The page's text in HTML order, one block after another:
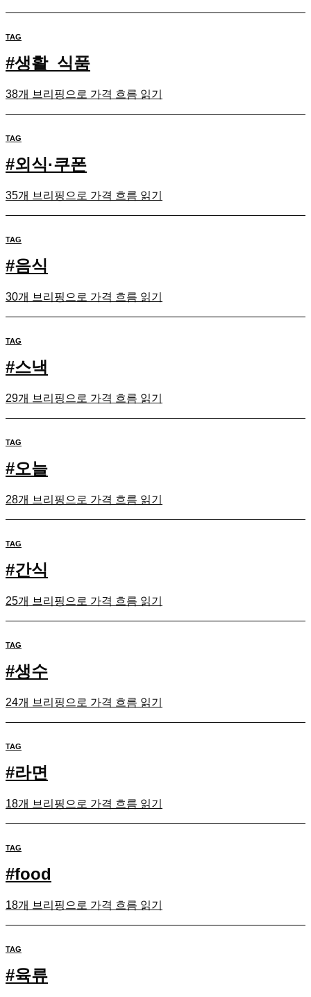
TAG
#생활_식품
38개 브리핑으로 가격 흐름 읽기
TAG
#외식·쿠폰
35개 브리핑으로 가격 흐름 읽기
TAG
#음식
30개 브리핑으로 가격 흐름 읽기
TAG
#스낵
29개 브리핑으로 가격 흐름 읽기
TAG
#오늘
28개 브리핑으로 가격 흐름 읽기
TAG
#간식
25개 브리핑으로 가격 흐름 읽기
TAG
#생수
24개 브리핑으로 가격 흐름 읽기
TAG
#라면
18개 브리핑으로 가격 흐름 읽기
TAG
#food
18개 브리핑으로 가격 흐름 읽기
TAG
#육류